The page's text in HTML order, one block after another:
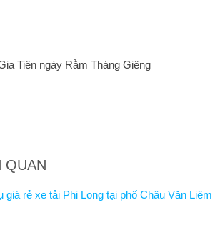
Tiên ngày Rằm Tháng Giêng
QUAN
giá rẻ xe tải Phi Long tại phố Châu Văn Liêm